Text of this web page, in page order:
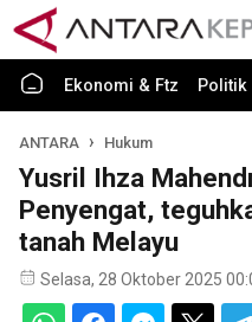
Ekonomi & Ftz Politik
ANTARA Hukum
Yusril Ihza
Penyengat,
tanah Melayu
Selasa, 28 Oktober 2025